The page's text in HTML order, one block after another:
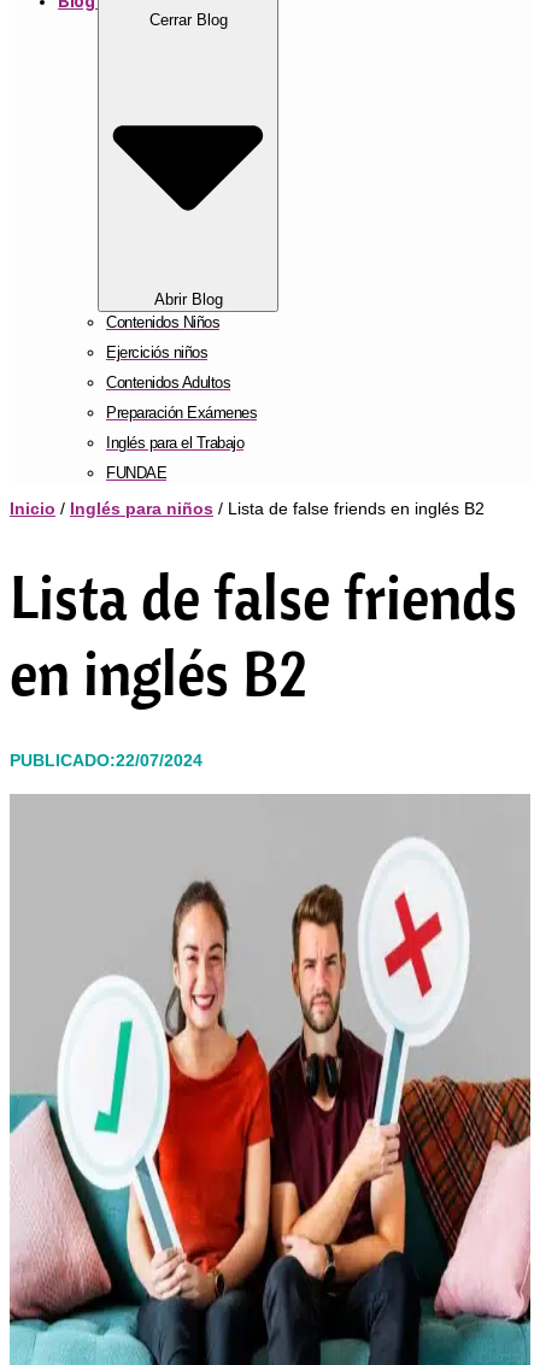
Cerrar Blog
Abrir Blog
Contenidos Niños
Ejerciciós niños
Contenidos Adultos
Preparación Exámenes
Inglés para el Trabajo
FUNDAE
Inicio / Inglés para niños / Lista de false friends en inglés B2
Lista de false friends
en inglés B2
PUBLICADO:22/07/2024